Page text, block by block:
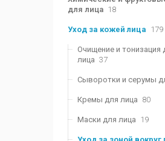
для лица 18
Уход за кожей лица 179
Очищение и тонизация
лица 37
Сыворотки и серумы
Кремы для лица 80
Маски для лица 19